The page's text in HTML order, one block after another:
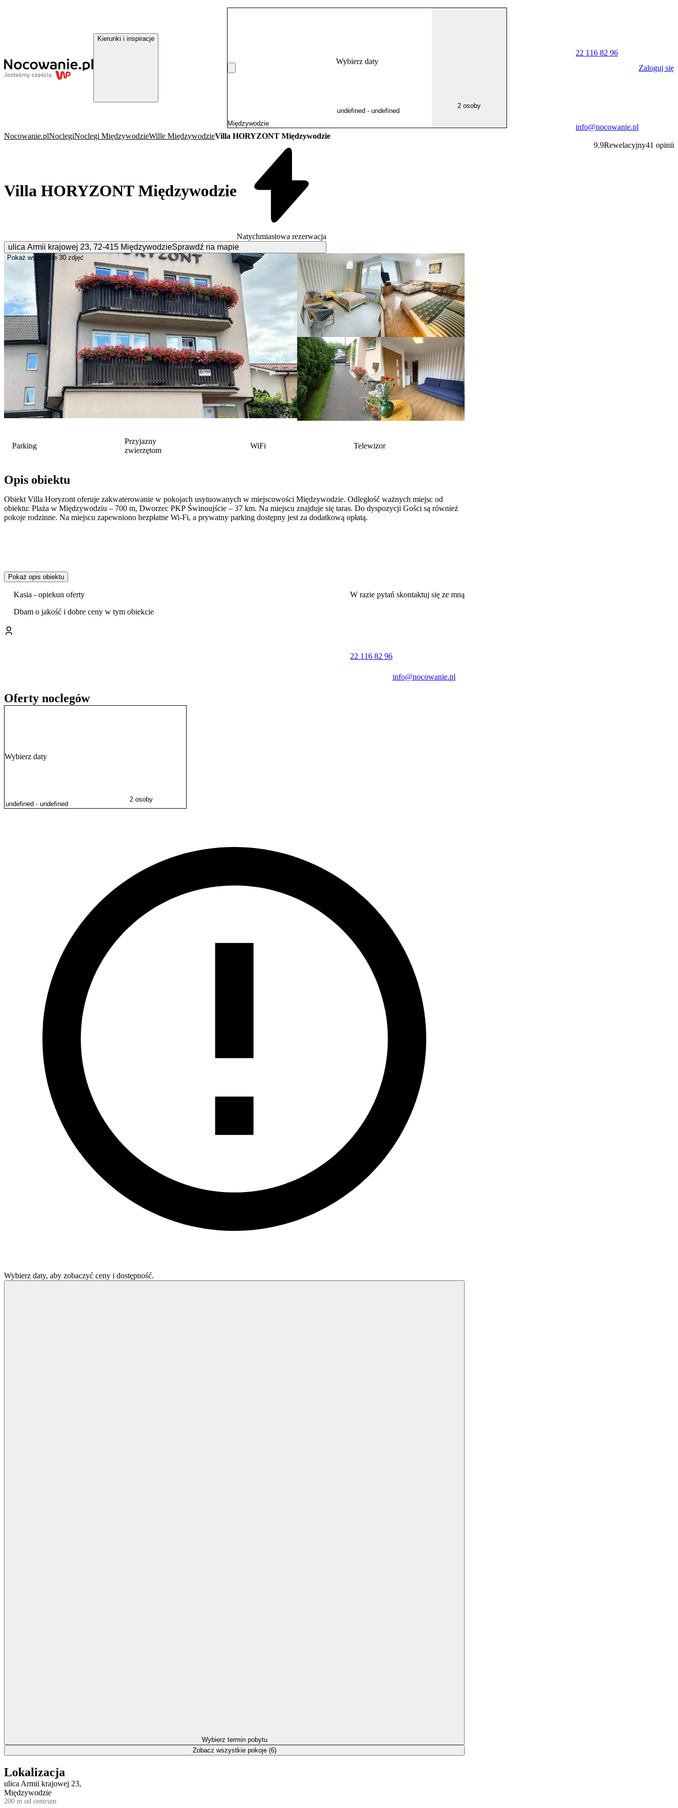
Kierunki i inspiracje
Wybierz daty
2 osoby
22 116 82 96
info@nocowanie.pl
Zaloguj się
Nocowanie.plNoclegiNoclegi MiędzywodzieWille MiędzywodzieVilla HORYZONT Międzywodzie
Villa HORYZONT Międzywodzie
Natychmiastowa rezerwacja
ulica Armii krajowej 23, 72-415 MiędzywodzieSprawdź na mapie
9.9Rewelacyjny41 opinii
Pokaż wszystkie 30 zdjęć
Parking
Przyjazny
zwierzętom
WiFi Telewizor
Opis obiektu
Obiekt Villa Horyzont oferuje zakwaterowanie w pokojach usytuowanych w miejscowości Międzywodzie. Odległość ważnych miejsc od
obiektu: Plaża w Międzywodziu – 700 m, Dworzec PKP Świnoujście – 37 km. Na miejscu znajduje się taras. Do dyspozycji Gości są również
pokoje rodzinne. Na miejscu zapewniono bezpłatne Wi-Fi, a prywatny parking dostępny jest za dodatkową opłatą.
Pokaż opis obiektu
Kasia - opiekun oferty
Dbam o jakość i dobre ceny w tym obiekcie
W razie pytań skontaktuj się ze mną
22 116 82 96
info@nocowanie.pl
Lokalizacja
ulica Armii krajowej 23,
Międzywodzie
200 m od centrum
Oferty noclegów
Wybierz daty
2 osoby
Wybierz daty, aby zobaczyć ceny i dostępność.
Wybierz termin pobytu
Zobacz wszystkie pokoje (6)